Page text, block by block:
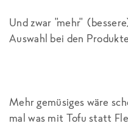
Und zwar "mehr"
Auswahl bei den
Mehr gemüsiges wäre
mal was mit Tofu statt